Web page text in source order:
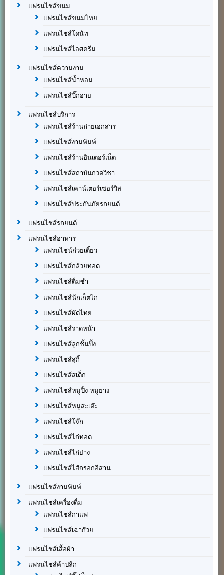
แฟรนไชส์ขนม
แฟรนไชส์ขนมไทย
แฟรนไชส์โดนัท
แฟรนไชส์ไอศครีม
แฟรนไชส์ความงาม
แฟรนไชส์น้ำหอม
แฟรนไชส์บิ๊กอาย
แฟรนไชส์บริการ
แฟรนไชส์ร้านถ่ายเอกสาร
แฟรนไชส์งามพิมพ์
แฟรนไชส์ร้านอินเตอร์เน็ต
แฟรนไชส์สถาบันกวดวิชา
แฟรนไชส์เคาน์เตอร์เซอร์วิส
แฟรนไชส์ประกันภัยรถยนต์
แฟรนไชส์รถยนต์
แฟรนไชส์อาหาร
แฟรนไชน์ก๋วยเตี๋ยว
แฟรนไชส์กล้วยทอด
แฟรนไชส์ติ่มซำ
แฟรนไชส์นักเก็ตไก่
แฟรนไชส์ผัดไทย
แฟรนไชส์ราดหน้า
แฟรนไชส์ลูกชิ้นปิ้ง
แฟรนไชส์สุกี้
แฟรนไชส์สเต็ก
แฟรนไชส์หมูปิ้ง-หมูย่าง
แฟรนไชส์หมูสะเต๊ะ
แฟรนไชส์โจ๊ก
แฟรนไชส์ไก่ทอด
แฟรนไชส์ไก่ย่าง
แฟรนไชส์ไส้กรอกอีสาน
แฟรนไชส์งามพิมพ์
แฟรนไชส์เครื่องดื่ม
แฟรนไชส์กาแฟ
แฟรนไชส์เฉาก๊วย
แฟรนไชส์เสื้อผ้า
แฟรนไชส์ค้าปลีก